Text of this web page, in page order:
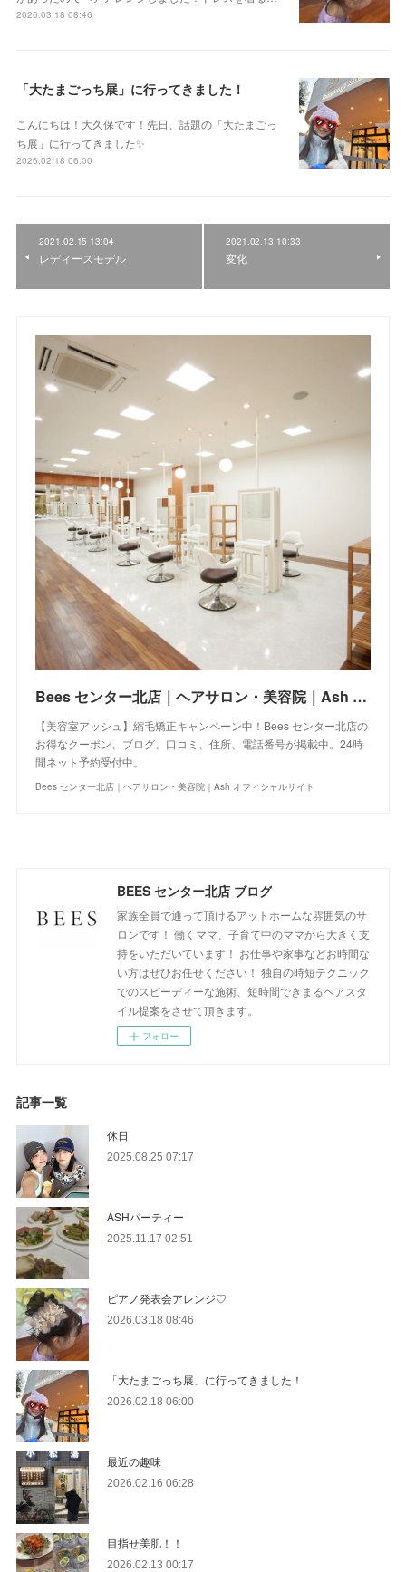
2026.03.18 08:46
「大たまごっち展」に行ってきました！
こんにちは！大久保です！先日、話題の「大たまごっ
ち展」に行ってきました✨
2026.02.18 06:00
2021.02.15 13:04
レディースモデル
2021.02.13 10:33
変化
Bees センター北店｜ヘアサロン・美容院｜Ash オフィシャルサイト
【美容室アッシュ】縮毛矯正キャンペーン中！Bees センター北店の
お得なクーポン、ブログ、口コミ、住所、電話番号が掲載中。24時
間ネット予約受付中。
Bees センター北店｜ヘアサロン・美容院｜Ash オフィシャルサイト
BEES センター北店 ブログ
家族全員で通って頂けるアットホームな雰囲気のサ
ロンです！ 働くママ、子育て中のママから大きく支
持をいただいています！ お仕事や家事などお時間な
い方はぜひお任せください！ 独自の時短テクニック
でのスピーディーな施術、短時間できまるヘアスタ
イル提案をさせて頂きます。
フォロー
記事一覧
休日
2025.08.25 07:17
ASHパーティー
2025.11.17 02:51
ピアノ発表会アレンジ♡
2026.03.18 08:46
「大たまごっち展」に行ってきました！
2026.02.18 06:00
最近の趣味
2026.02.16 06:28
目指せ美肌！！
2026.02.13 00:17